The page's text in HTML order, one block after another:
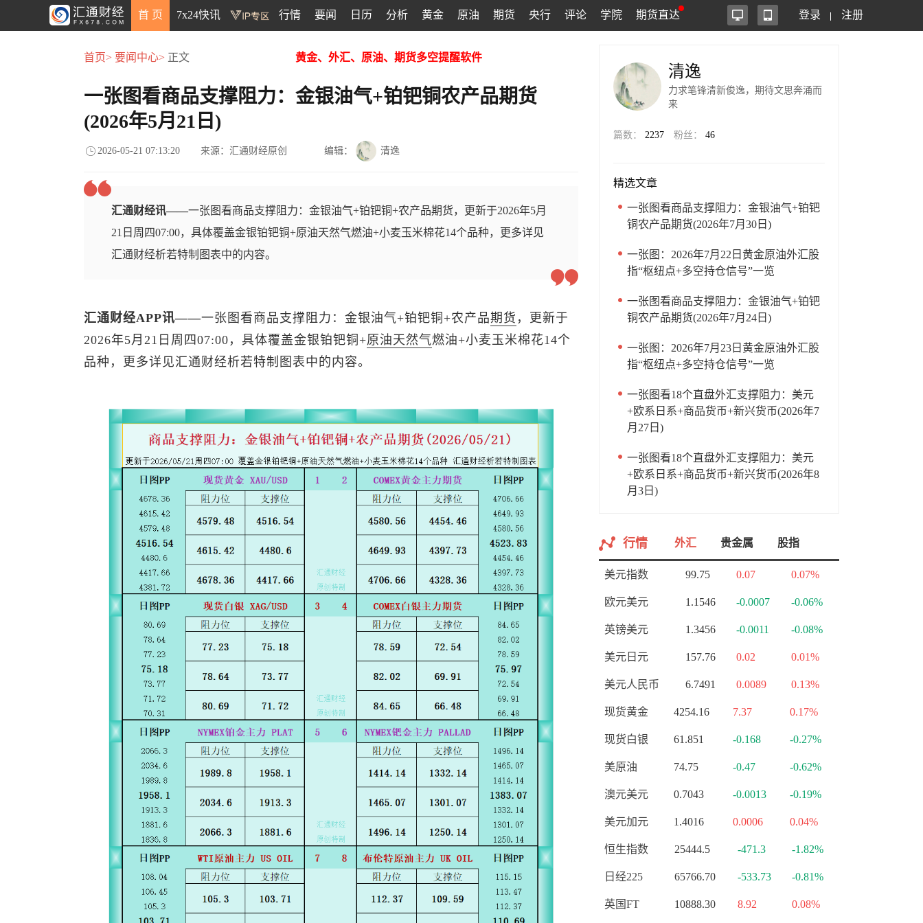
首 页 7x24快讯 行情 要闻 日历 分析 黄金 原油 期货 央行 评论 学院 期货直达 登录 注册
首页> 要闻中心> 正文 黄金、外汇、原油、期货多空提醒软件
一张图看商品支撑阻力：金银油气+铂钯铜农产品期货
(2026年5月21日)
2026-05-21 07:13:20 来源：汇通财经原创 编辑： 清逸
汇通财经讯——一张图看商品支撑阻力：金银油气+铂钯铜+农产品期货，更新于2026年5月
21日周四07:00，具体覆盖金银铂钯铜+原油天然气燃油+小麦玉米棉花14个品种，更多详见
汇通财经析若特制图表中的内容。
汇通财经APP讯——一张图看商品支撑阻力：金银油气+铂钯铜+农产品期货 ，更新于
2026年5月21日周四07:00，具体覆盖金银铂钯铜+原油天然气燃油+小麦玉米棉花14个
品种，更多详见汇通财经析若特制图表中的内容。
清逸
力求笔锋清新俊逸，期待文思奔涌而
来
篇数： 2237 粉丝： 46
精选文章
一张图看商品支撑阻力：金银油气+铂钯
铜农产品期货(2026年7月30日)
一张图：2026年7月22日黄金原油外汇股
指“枢纽点+多空持仓信号”一览
一张图看商品支撑阻力：金银油气+铂钯
铜农产品期货(2026年7月24日)
一张图：2026年7月23日黄金原油外汇股
指“枢纽点+多空持仓信号”一览
一张图看18个直盘外汇支撑阻力：美元
+欧系日系+商品货币+新兴货币(2026年7
月27日)
一张图看18个直盘外汇支撑阻力：美元
+欧系日系+商品货币+新兴货币(2026年8
月3日)
行情 外汇 贵金属 股指
美元指数 99.75 0.07 0.07%
欧元美元 1.1546 -0.0007 -0.06%
英镑美元 1.3456 -0.0011 -0.08%
美元日元 157.76 0.02 0.01%
美元人民币 6.7491 0.0089 0.13%
现货黄金 4254.16 7.37 0.17%
现货白银 61.851 -0.168 -0.27%
美原油 74.75 -0.47 -0.62%
澳元美元 0.7043 -0.0013 -0.19%
美元加元 1.4016 0.0006 0.04%
恒生指数 25444.5 -471.3 -1.82%
日经225 65766.70 -533.73 -0.81%
英国FT 10888.30 8.92 0.08%